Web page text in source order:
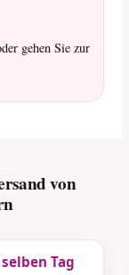
gehen Sie zur
von
Tag